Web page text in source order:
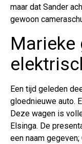
maar dat Sander
gewoon
Marieke
Een tijd geleden
gloednieuwe auto.
Deze wagen is
Elsinga. De
een naam